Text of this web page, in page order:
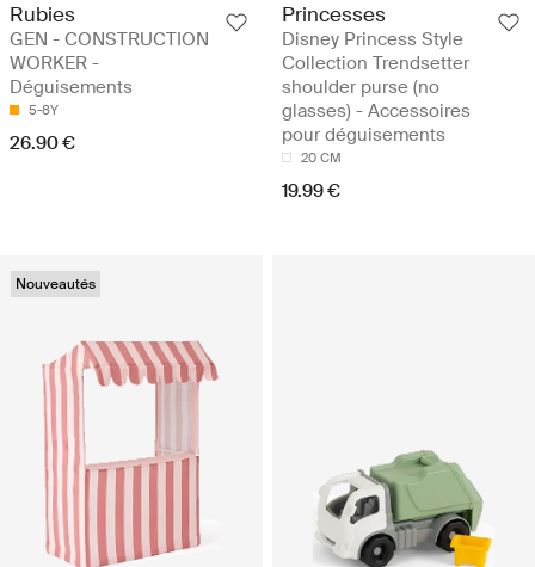
Rubies
GEN - CONSTRUCTION
WORKER -
Déguisements
5-8Y
26.90 €
Princesses
Disney Princess Style
Collection Trendsetter
shoulder purse (no
glasses) - Accessoires
pour déguisements
20 CM
19.99 €
Nouveautés